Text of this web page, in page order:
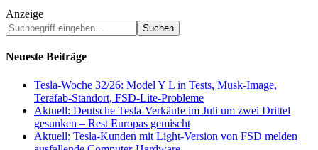
Anzeige
Suchbegriff
eingeben...
Neueste Beiträge
Tesla-Woche 32/26: Model Y L in Tests, Musk-Image,
Terafab-Standort, FSD-Lite-Probleme
Aktuell: Deutsche Tesla-Verkäufe im Juli um zwei Drittel
gesunken – Rest Europas gemischt
Aktuell: Tesla-Kunden mit Light-Version von FSD melden